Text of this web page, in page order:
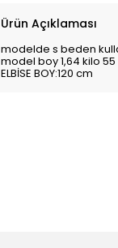
Ürün Açıklaması
modelde s beden
model boy 1,64 kilo 55
ELBİSE BOY:120 cm